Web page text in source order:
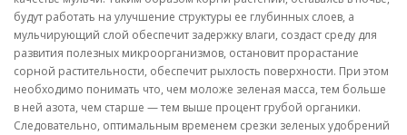
будут работать на улучшение структуры ее глубинных слоев, а
мульчирующий слой обеспечит задержку влаги, создаст среду для
развития полезных микроорганизмов, остановит прорастание
сорной растительности, обеспечит рыхлость поверхности. При этом
необходимо понимать что, чем моложе зеленая масса, тем больше
в ней азота, чем старше — тем выше процент грубой органики.
Следовательно, оптимальным временем срезки зеленых удобрений